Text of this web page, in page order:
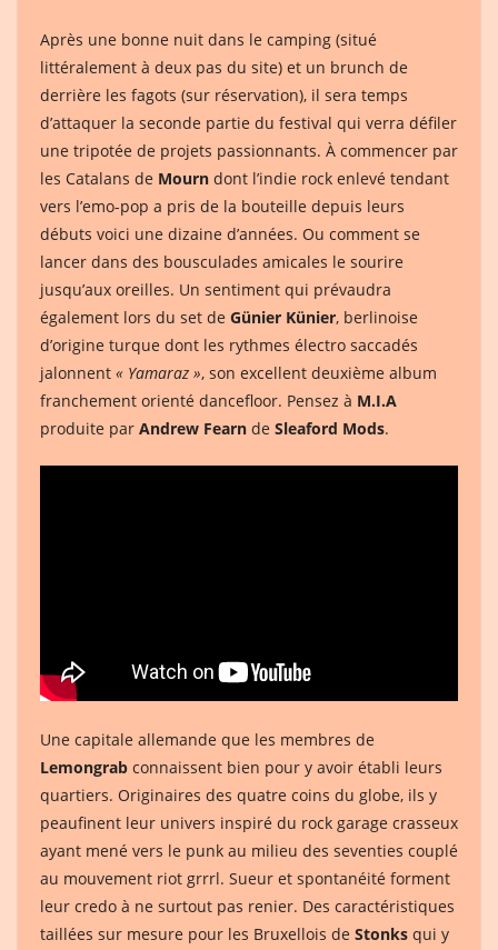
Après une bonne nuit dans le camping (situé
littéralement à deux pas du site) et un brunch de
derrière les fagots (sur réservation), il sera temps
d’attaquer la seconde partie du festival qui verra défiler
une tripotée de projets passionnants. À commencer par
les Catalans de Mourn dont l’indie rock enlevé tendant
vers l’emo-pop a pris de la bouteille depuis leurs
débuts voici une dizaine d’années. Ou comment se
lancer dans des bousculades amicales le sourire
jusqu’aux oreilles. Un sentiment qui prévaudra
également lors du set de Günier Künier, berlinoise
d’origine turque dont les rythmes électro saccadés
jalonnent « Yamaraz », son excellent deuxième album
franchement orienté dancefloor. Pensez à M.I.A
produite par Andrew Fearn de Sleaford Mods.
Une capitale allemande que les membres de
Lemongrab connaissent bien pour y avoir établi leurs
quartiers. Originaires des quatre coins du globe, ils y
peaufinent leur univers inspiré du rock garage crasseux
ayant mené vers le punk au milieu des seventies couplé
au mouvement riot grrrl. Sueur et spontanéité forment
leur credo à ne surtout pas renier. Des caractéristiques
taillées sur mesure pour les Bruxellois de Stonks qui y